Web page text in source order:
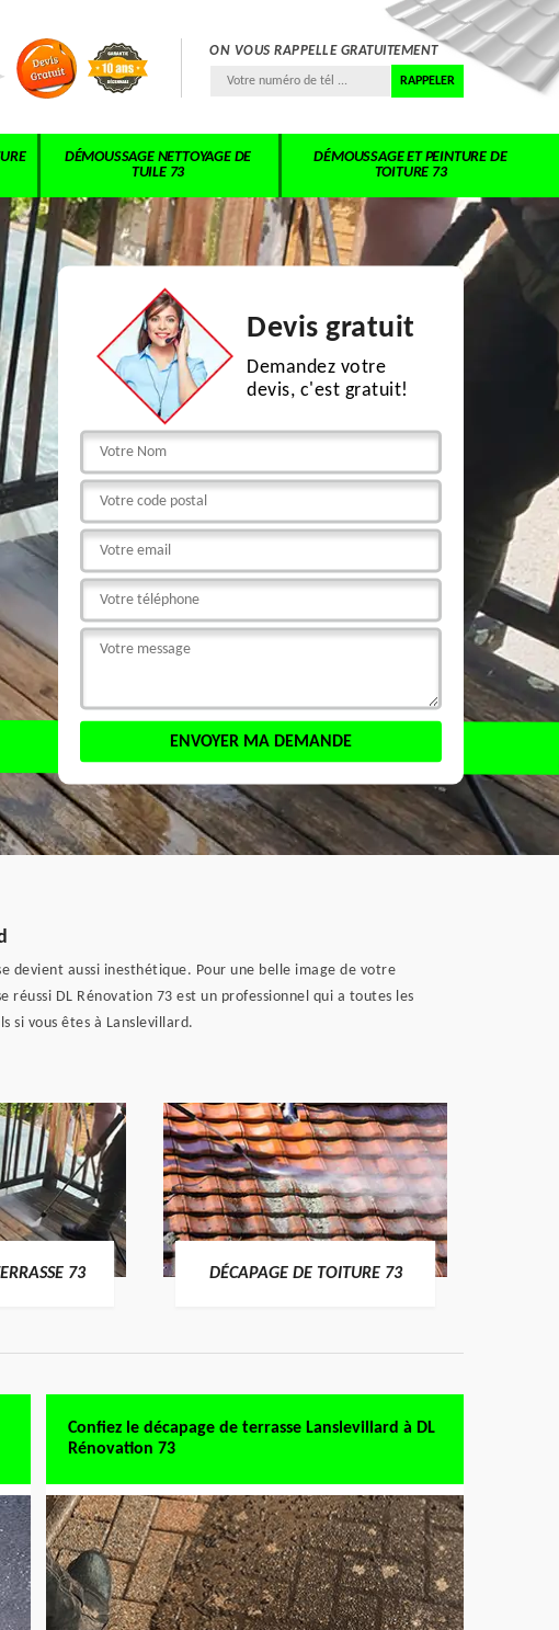
ON VOUS RAPPELLE GRATUITEMENT
DÉMOUSSAGE NETTOYAGE DE
TUILE 73
DÉMOUSSAGE ET PEINTURE DE
TOITURE 73
Devis gratuit
Demandez votre
devis, c'est gratuit!
devient aussi inesthétique. Pour une belle image de votre
DL Rénovation 73 est un professionnel qui a toutes les
si vous êtes à Lanslevillard.
73 DÉCAPAGE DE TOITURE 73
Confiez le décapage de terrasse Lanslevillard à DL
Rénovation 73